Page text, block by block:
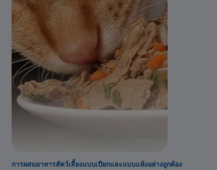
การผสมอาหารสัตว์เลี้ยงแบบเปียกและแบบแห้งอย่างถูกต้อง